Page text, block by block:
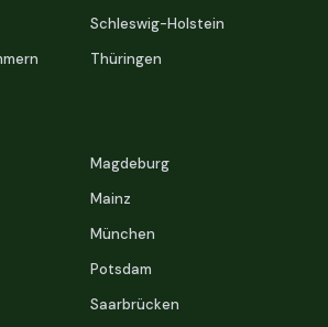
Schleswig-Holstein
Thüringen
Magdeburg
Mainz
München
Potsdam
Saarbrücken